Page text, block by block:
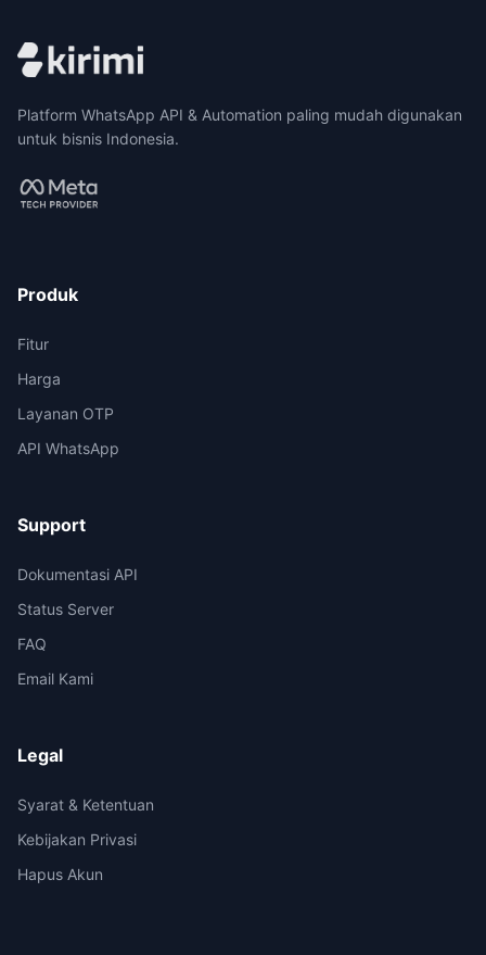
Platform WhatsApp API & Automation paling mudah digunakan
untuk bisnis Indonesia.
Produk
Fitur
Harga
Layanan OTP
API WhatsApp
Support
Dokumentasi API
Status Server
FAQ
Email Kami
Legal
Syarat & Ketentuan
Kebijakan Privasi
Hapus Akun